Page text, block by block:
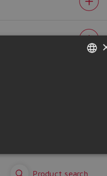
Product search
Whistleblowing